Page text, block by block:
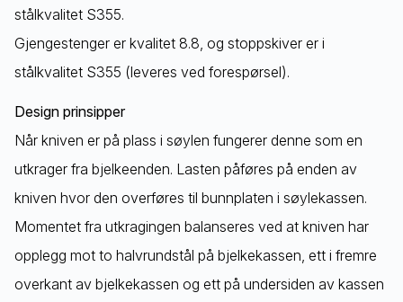
stålkvalitet S355.
Gjengestenger er kvalitet 8.8, og stoppskiver er i
stålkvalitet S355 (leveres ved forespørsel).
Design prinsipper
Når kniven er på plass i søylen fungerer denne som en
utkrager fra bjelkeenden. Lasten påføres på enden av
kniven hvor den overføres til bunnplaten i søylekassen.
Momentet fra utkragingen balanseres ved at kniven har
opplegg mot to halvrundstål på bjelkekassen, ett i fremre
overkant av bjelkekassen og ett på undersiden av kassen